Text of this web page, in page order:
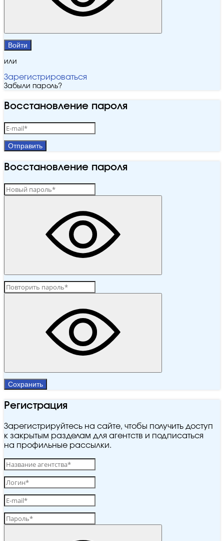
Войти
или
Зарегистрироваться
Забыли пароль?
Восстановление пароля
Отправить
Восстановление пароля
Сохранить
Регистрация
Зарегистрируйтесь на сайте, чтобы получить доступ
к закрытым разделам для агентств и подписаться
на профильные рассылки.